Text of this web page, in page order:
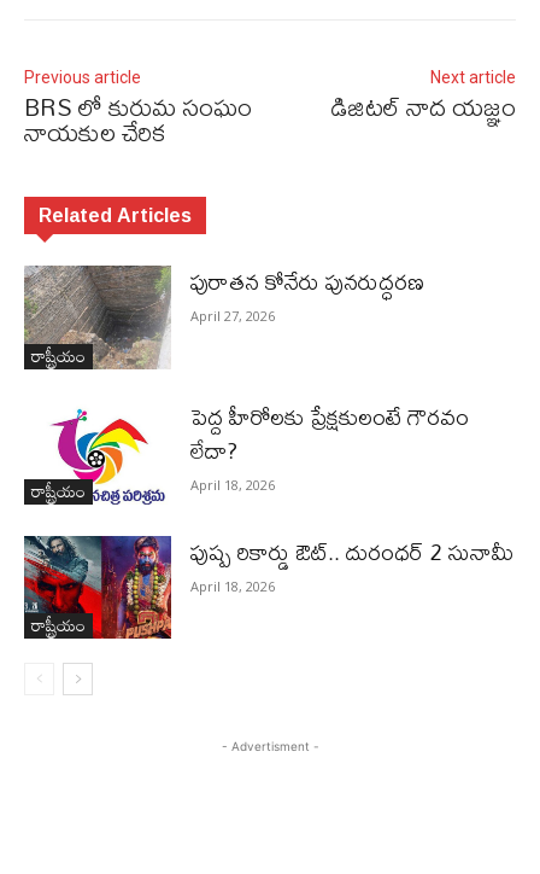
Previous article
BRS లో కురుమ సంఘం
నాయకుల చేరిక
Next article
డిజిటల్ నాద యజ్ఞం
Related Articles
రాష్ట్రీయం
పురాత‌న కోనేరు పున‌రుద్ధ‌ర‌ణ
April 27, 2026
రాష్ట్రీయం
పెద్ద హీరోల‌కు ప్రేక్ష‌కులంటే గౌర‌వం
లేదా?
April 18, 2026
రాష్ట్రీయం
పుష్ప రికార్డు ఔట్‌.. దురంధ‌ర్ 2 సునామీ
April 18, 2026
- Advertisment -